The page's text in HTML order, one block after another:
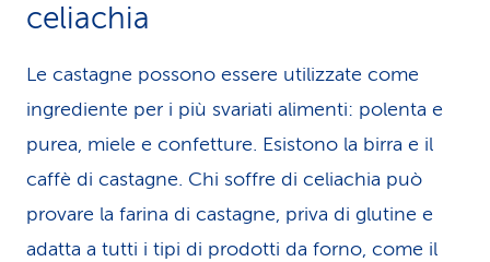
celiachia
Le castagne possono essere utilizzate come
ingrediente per i più svariati alimenti: polenta e
purea, miele e confetture. Esistono la birra e il
caffè di castagne. Chi soffre di celiachia può
provare la farina di castagne, priva di glutine e
adatta a tutti i tipi di prodotti da forno, come il